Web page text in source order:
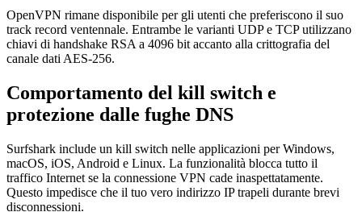
OpenVPN rimane disponibile per gli utenti che preferiscono il suo
track record ventennale. Entrambe le varianti UDP e TCP utilizzano
chiavi di handshake RSA a 4096 bit accanto alla crittografia del
canale dati AES-256.
Comportamento del kill switch e
protezione dalle fughe DNS
Surfshark include un kill switch nelle applicazioni per Windows,
macOS, iOS, Android e Linux. La funzionalità blocca tutto il
traffico Internet se la connessione VPN cade inaspettatamente.
Questo impedisce che il tuo vero indirizzo IP trapeli durante brevi
disconnessioni.